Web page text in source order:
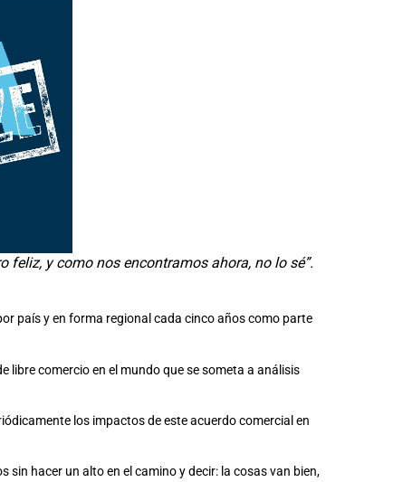
feliz, y como nos encontramos ahora, no lo sé”.
país y en forma regional cada cinco años como parte
libre comercio en el mundo que se someta a análisis
los impactos de este acuerdo comercial en
hacer un alto en el camino y decir: la cosas van bien,